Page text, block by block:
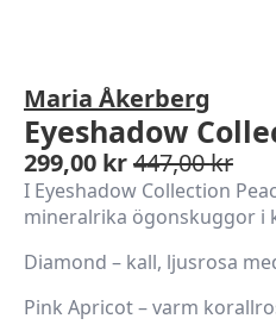
Maria Åkerberg
Eyeshadow
447,00kr
Det
ursprungliga
priset
var:
299,00 kr
Det
nuvarande
priset
är:
I Eyeshadow Collection
mineralrika ögonskuggor i
Diamond – kall, ljusrosa
Pink Apricot – varm